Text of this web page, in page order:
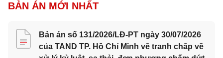
BẢN ÁN MỚI NHẤT
Bản án số 131/2026/LĐ-PT ngày 30/07/2026
của TAND TP. Hồ Chí Minh về tranh chấp về